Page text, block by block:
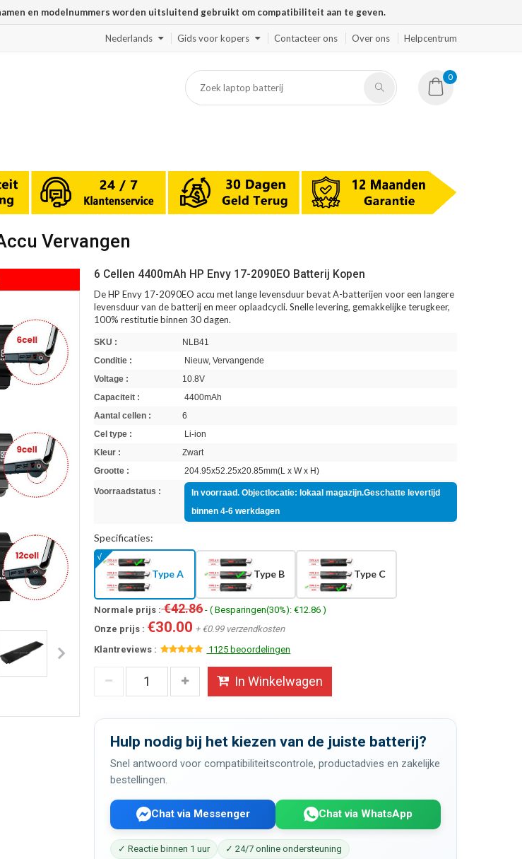
en modelnummers worden uitsluitend gebruikt om compatibiliteit aan te geven.
Nederlands Gids voor kopers Contacteer ons Over ons Helpcentrum
0
Vervangen
6 Cellen 4400mAh HP Envy 17-2090EO Batterij Kopen
De HP Envy 17-2090EO accu met lange levensduur bevat A-batterijen voor een langere
levensduur van de batterij en meer oplaadcycli. Snelle levering, gemakkelijke terugkeer,
100% restitutie binnen 30 dagen.
SKU :
NLB41
Conditie :
Nieuw, Vervangende
Voltage :
10.8V
Capaciteit :
4400mAh
Aantal cellen :
6
Cel type :
Li-ion
Kleur :
Zwart
Grootte :
204.95x52.25x20.85mm(L x W x H)
Voorraadstatus :
In voorraad. Objectlocatie: lokaal magazijn.Geschatte levertijd
binnen 4-6 werkdagen
Specificaties:
Type A Type B Type C
Normale prijs :€42.86- ( Besparingen(30%): €12.86 )
Onze prijs : €30.00 + €0.99 verzendkosten
Klantreviews :
1125 beoordelingen
In Winkelwagen
Hulp nodig bij het kiezen van de juiste batterij?
Snel antwoord voor compatibiliteitscontrole, productadvies en zakelijke
bestellingen.
Chat via Messenger Chat via WhatsApp
✓ Reactie binnen 1 uur
✓ 24/7 online ondersteuning